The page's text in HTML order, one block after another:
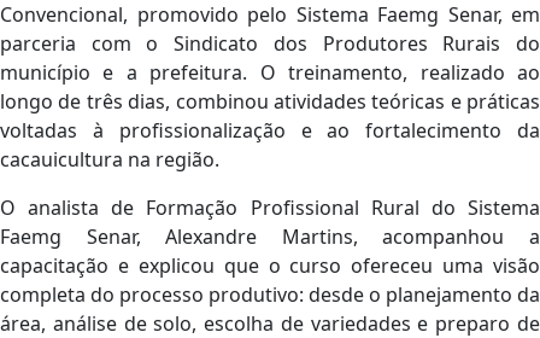
Convencional, promovido pelo Sistema Faemg Senar, em
parceria com o Sindicato dos Produtores Rurais do
município e a prefeitura. O treinamento, realizado ao
longo de três dias, combinou atividades teóricas e práticas
voltadas à profissionalização e ao fortalecimento da
cacauicultura na região.
O analista de Formação Profissional Rural do Sistema
Faemg Senar, Alexandre Martins, acompanhou a
capacitação e explicou que o curso ofereceu uma visão
completa do processo produtivo: desde o planejamento da
área, análise de solo, escolha de variedades e preparo de